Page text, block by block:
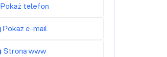
Pokaż telefon
Pokaż e-mail
Strona www